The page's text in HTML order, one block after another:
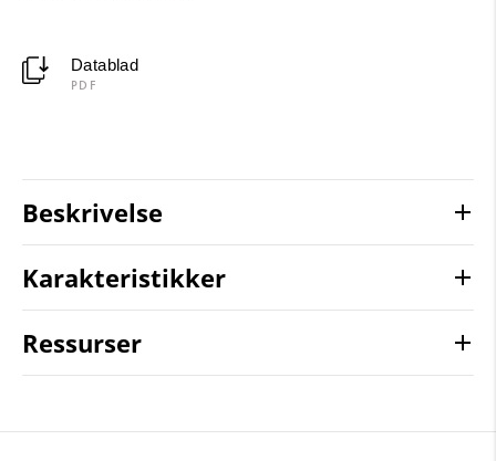
Datablad
PDF
Beskrivelse
Karakteristikker
Ressurser